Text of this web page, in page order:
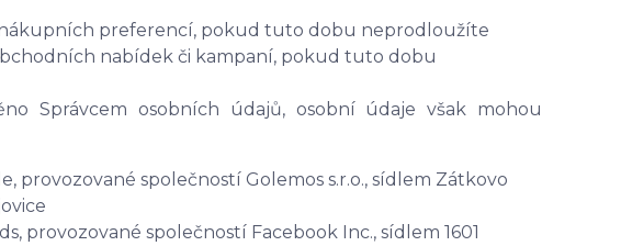
preferencí, pokud tuto dobu neprodloužíte
nabídek či kampaní, pokud tuto dobu
Správcem osobních údajů, osobní údaje však mohou
provozované společností Golemos s.r.o., sídlem Zátkovo
provozované společností Facebook Inc., sídlem 1601